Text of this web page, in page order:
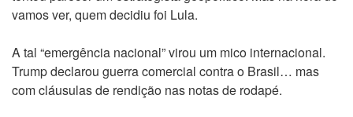
vamos ver, quem decidiu foi Lula.
A tal “emergência nacional” virou um mico internacional.
Trump declarou guerra comercial contra o Brasil… mas
com cláusulas de rendição nas notas de rodapé.